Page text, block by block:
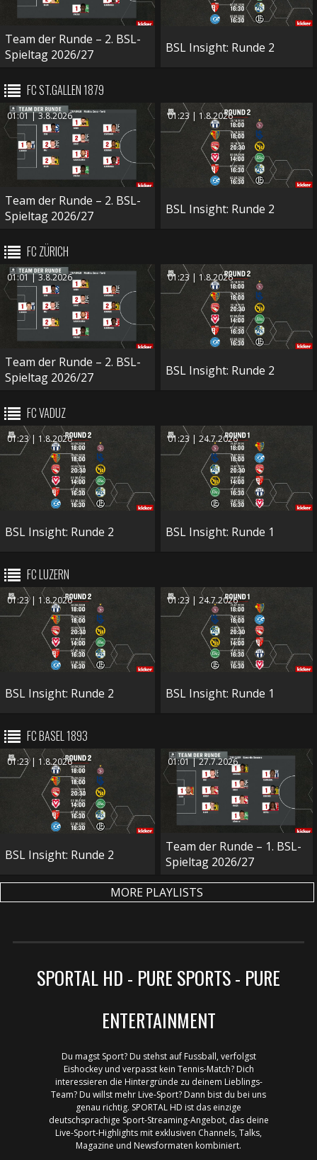
Team der Runde – 2. BSL-
Spieltag 2026/27
BSL Insight: Runde 2
FC ST.GALLEN 1879
01:01 | 3.8.2026
Team der Runde – 2. BSL-
Spieltag 2026/27
01:23 | 1.8.2026
BSL Insight: Runde 2
FC ZÜRICH
01:01 | 3.8.2026
Team der Runde – 2. BSL-
Spieltag 2026/27
01:23 | 1.8.2026
BSL Insight: Runde 2
FC VADUZ
01:23 | 1.8.2026
BSL Insight: Runde 2
01:23 | 24.7.2026
BSL Insight: Runde 1
FC LUZERN
01:23 | 1.8.2026
BSL Insight: Runde 2
01:23 | 24.7.2026
BSL Insight: Runde 1
FC BASEL 1893
01:23 | 1.8.2026
BSL Insight: Runde 2
01:01 | 27.7.2026
Team der Runde – 1. BSL-
Spieltag 2026/27
MORE PLAYLISTS
SPORTAL HD - PURE SPORTS - PURE
ENTERTAINMENT
Du magst Sport? Du stehst auf Fussball, verfolgst
Eishockey und verpasst kein Tennis-Match? Dich
interessieren die Hintergründe zu deinem Lieblings-
Team? Du willst mehr Live-Sport? Dann bist du bei uns
genau richtig. SPORTAL HD ist das einzige
deutschsprachige Sport-Streaming-Angebot, das deine
Live-Sport-Highlights mit exklusiven Channels, Talks,
Magazine und Newsformaten kombiniert.​